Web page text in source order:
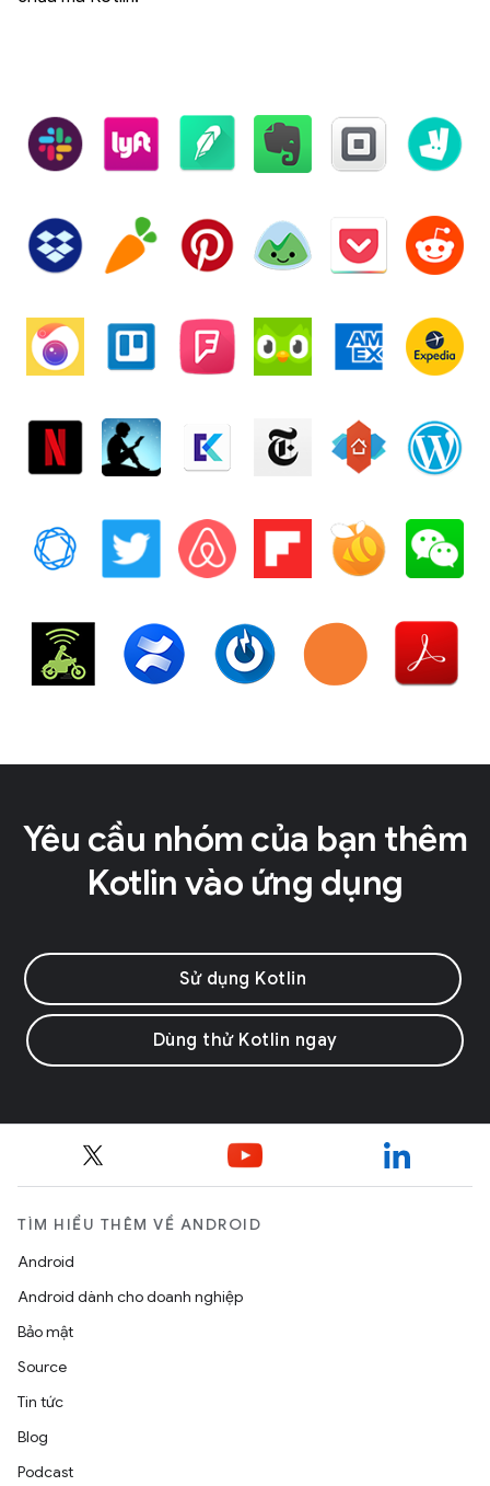
Yêu cầu nhóm của bạn thêm
Kotlin vào ứng dụng
Sử dụng Kotlin
Dùng thử Kotlin ngay
TÌM HIỂU THÊM VỀ ANDROID
Android
Android dành cho doanh nghiệp
Bảo mật
Source
Tin tức
Blog
Podcast